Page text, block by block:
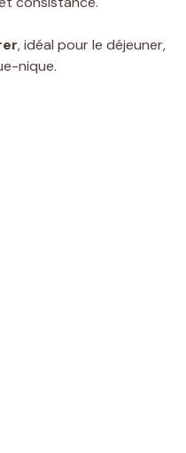
, idéal pour le déjeuner,
nique.